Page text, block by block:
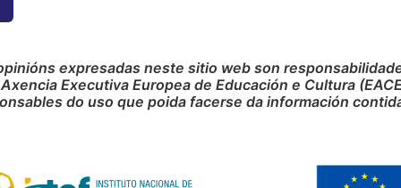
expresadas neste sitio web son
Executiva Europea de Educación e Cultura
do uso que poida facerse da información